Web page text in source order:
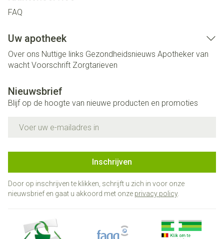
FAQ
Uw apotheek
Over ons Nuttige links Gezondheidsnieuws Apotheker van
wacht Voorschrift Zorgtarieven
Nieuwsbrief
Blijf op de hoogte van nieuwe producten en promoties
Inschrijven
Door op inschrijven te klikken, schrijft u zich in voor onze
nieuwsbrief en gaat u akkoord met onze privacy policy.